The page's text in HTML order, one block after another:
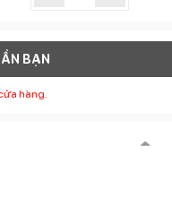
BẠN
hàng.